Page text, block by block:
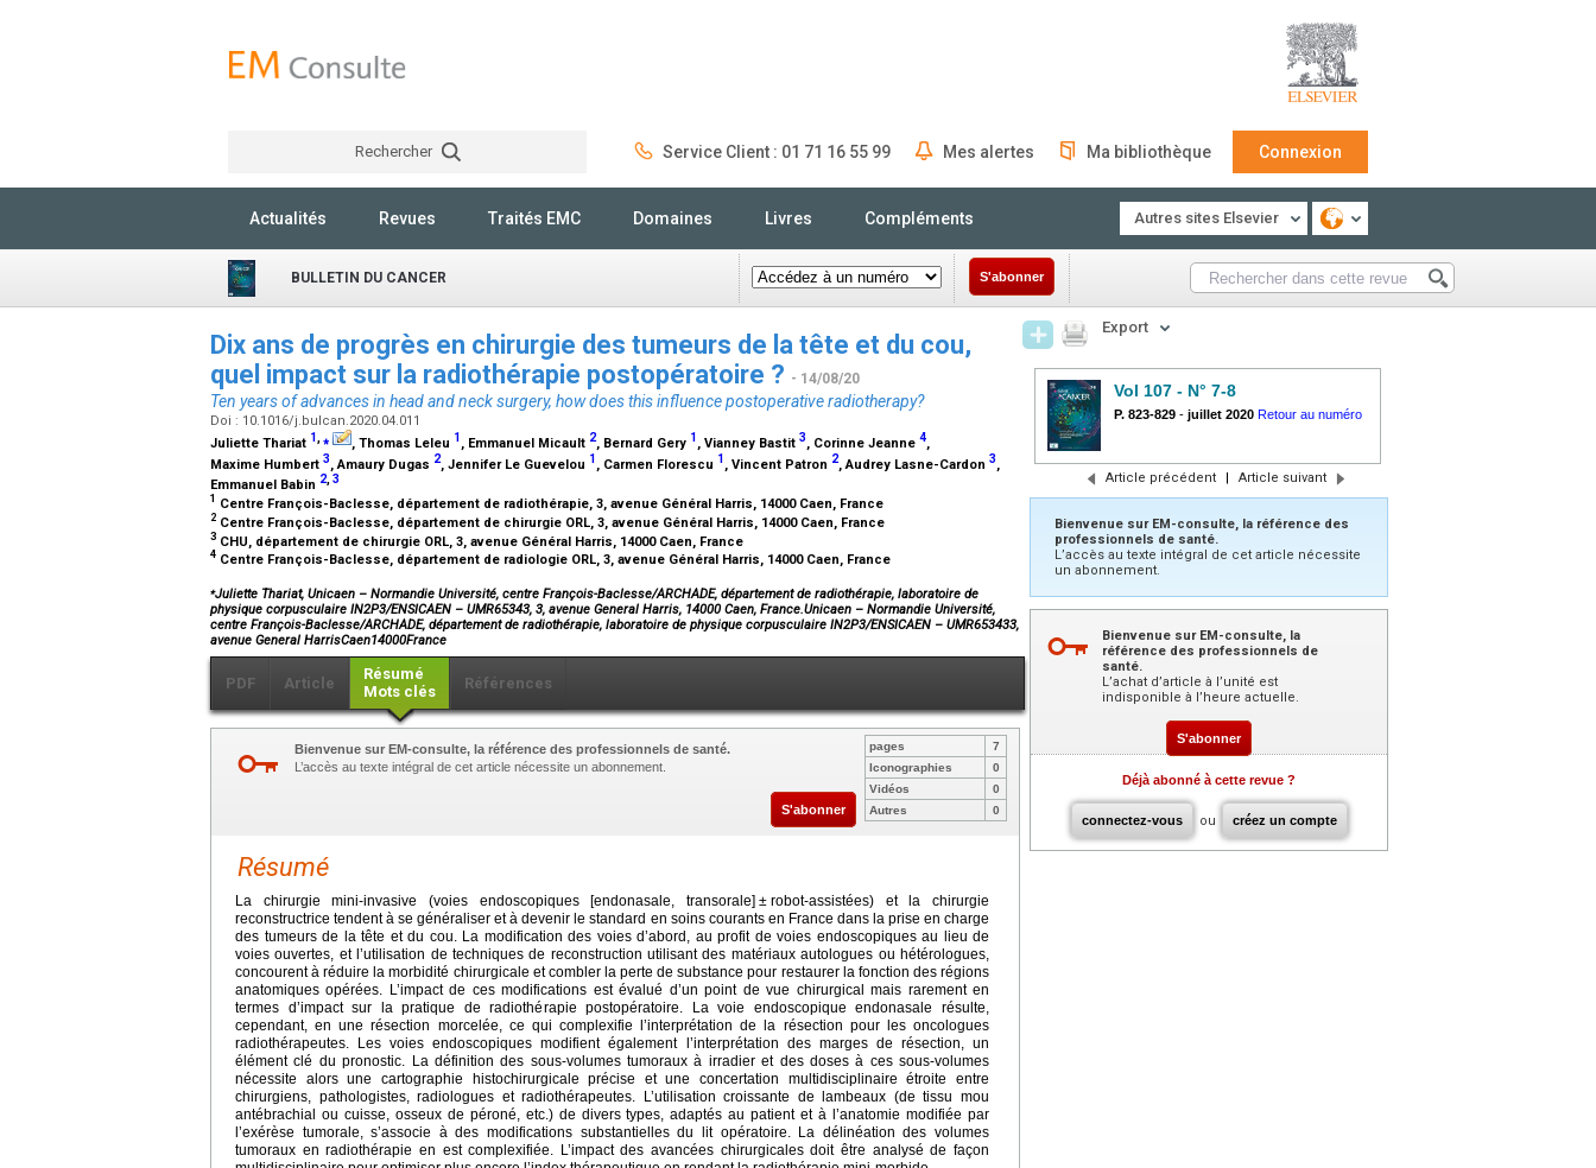
Rechercher Service Client : 01 71 16 55 99 Mes alertes Ma bibliothèque Connexion
Actualités Revues Traités EMC Domaines Livres Compléments Autres sites Elsevier
BULLETIN DU CANCER S'abonner
Dix ans de progrès en chirurgie des tumeurs de la tête et du cou,
quel impact sur la radiothérapie postopératoire ? - 14/08/20
Ten years of advances in head and neck surgery, how does this influence postoperative radiotherapy?
Doi : 10.1016/j.bulcan.2020.04.011
Juliette Thariat 1,⁎ , Thomas Leleu 1 , Emmanuel Micault 2, Bernard Gery 1 , Vianney Bastit 3, Corinne Jeanne 4,
Maxime Humbert 3, Amaury Dugas 2, Jennifer Le Guevelou 1 , Carmen Florescu 1 , Vincent Patron 2, Audrey Lasne-Cardon 3,
Emmanuel Babin 2,3
1 Centre François-Baclesse, département de radiothérapie, 3, avenue Général Harris, 14000 Caen, France
2 Centre François-Baclesse, département de chirurgie ORL, 3, avenue Général Harris, 14000 Caen, France
3 CHU, département de chirurgie ORL, 3, avenue Général Harris, 14000 Caen, France
4 Centre François-Baclesse, département de radiologie ORL, 3, avenue Général Harris, 14000 Caen, France
⁎Juliette Thariat, Unicaen – Normandie Université, centre François-Baclesse/ARCHADE, département de radiothérapie, laboratoire de
physique corpusculaire IN2P3/ENSICAEN – UMR65343, 3, avenue General Harris, 14000 Caen, France.Unicaen – Normandie Université,
centre François-Baclesse/ARCHADE, département de radiothérapie, laboratoire de physique corpusculaire IN2P3/ENSICAEN – UMR653433,
avenue General HarrisCaen14000France
PDF Article
Résumé
Mots clés
Références
Bienvenue sur EM-consulte, la référence des professionnels de santé.
L’accès au texte intégral de cet article nécessite un abonnement.
S'abonner
pages
7
Iconographies
0
Vidéos
0
Autres
0
Résumé
La chirurgie mini-invasive (voies endoscopiques [endonasale, transorale] ± robot-assistées) et la chirurgie
reconstructrice tendent à se généraliser et à devenir le standard en soins courants en France dans la prise en charge
des tumeurs de la tête et du cou. La modification des voies d’abord, au profit de voies endoscopiques au lieu de
voies ouvertes, et l’utilisation de techniques de reconstruction utilisant des matériaux autologues ou hétérologues,
concourent à réduire la morbidité chirurgicale et combler la perte de substance pour restaurer la fonction des régions
anatomiques opérées. L’impact de ces modifications est évalué d’un point de vue chirurgical mais rarement en
termes d’impact sur la pratique de radiothérapie postopératoire. La voie endoscopique endonasale résulte,
cependant, en une résection morcelée, ce qui complexifie l’interprétation de la résection pour les oncologues
radiothérapeutes. Les voies endoscopiques modifient également l’interprétation des marges de résection, un
élément clé du pronostic. La définition des sous-volumes tumoraux à irradier et des doses à ces sous-volumes
nécessite alors une cartographie histochirurgicale précise et une concertation multidisciplinaire étroite entre
chirurgiens, pathologistes, radiologues et radiothérapeutes. L’utilisation croissante de lambeaux (de tissu mou
antébrachial ou cuisse, osseux de péroné, etc.) de divers types, adaptés au patient et à l’anatomie modifiée par
l’exérèse tumorale, s’associe à des modifications substantielles du lit opératoire. La délinéation des volumes
tumoraux en radiothérapie en est complexifiée. L’impact des avancées chirurgicales doit être analysé de façon
Export
Vol 107 - N° 7-8
P. 823-829 - juillet 2020 Retour au numéro
Article précédent | Article suivant
Bienvenue sur EM-consulte, la référence des
professionnels de santé.
L’accès au texte intégral de cet article nécessite
un abonnement.
Bienvenue sur EM-consulte, la
référence des professionnels de
santé.
L’achat d’article à l’unité est
indisponible à l’heure actuelle.
S'abonner
Déjà abonné à cette revue ?
connectez-vous ou créez un compte